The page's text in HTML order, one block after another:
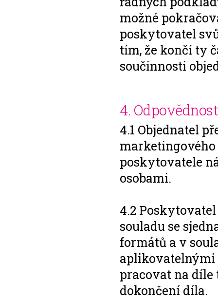
možné
poskytovatel
tím, že končí ty
součinnosti
4.
4.1 Objednatel
marketingového
poskytovatele
osobami.
4.2
souladu se
formátů a v
aplikovatelnými
pracovat na díle
dokončení díla.